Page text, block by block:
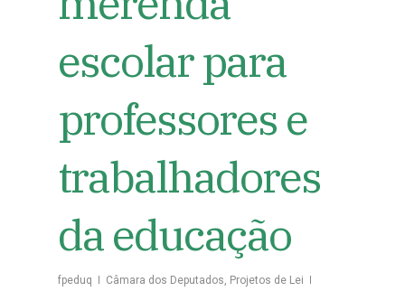
escolar para
professores e
trabalhadores
da educação
fpeduq Câmara dos Deputados, Projetos de Lei